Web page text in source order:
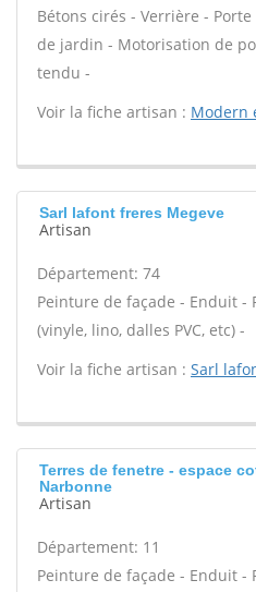
Bétons cirés - Verrière -
de jardin - Motorisation de
tendu -
Voir la fiche artisan : Modern
Sarl lafont freres Megeve
Artisan
Département: 74
Peinture de façade - Enduit -
(vinyle, lino, dalles PVC, etc) -
Voir la fiche artisan : Sarl
Terres de fenetre - espace
Narbonne
Artisan
Département: 11
Peinture de façade - Enduit -